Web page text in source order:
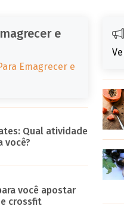
e
Emagrecer e
Qual atividade
você?
você apostar
crossfit